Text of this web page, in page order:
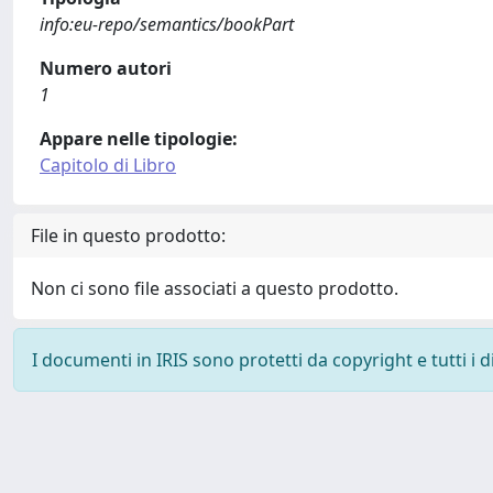
info:eu-repo/semantics/bookPart
Numero autori
1
Appare nelle tipologie:
Capitolo di Libro
File in questo prodotto:
Non ci sono file associati a questo prodotto.
I documenti in IRIS sono protetti da copyright e tutti i